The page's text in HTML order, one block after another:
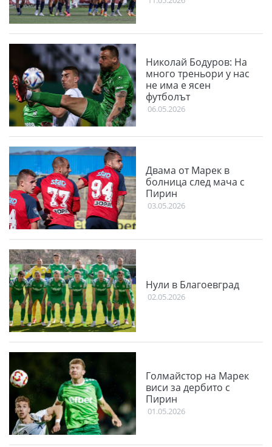
Николай Бодуров: На
много треньори у нас
не има е ясен
футболът
06.05.2026
Двама от Марек в
болница след мача с
Пирин
03.05.2026
Нули в Благоевград
02.05.2026
Голмайстор на Марек
виси за дербито с
Пирин
01.05.2026